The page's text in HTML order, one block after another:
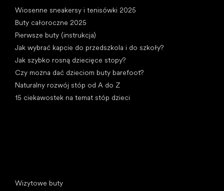
Wiosenne sneakersy i tenisówki 2025
Buty całoroczne 2025
Pierwsze buty (instrukcja)
Jak wybrać kapcie do przedszkola i do szkoły?
Jak szybko rosną dziecięce stopy?
Czy można dać dzieciom buty barefoot?
Naturalny rozwój stóp od A do Z
15 ciekawostek na temat stóp dzieci
Wizytowe buty